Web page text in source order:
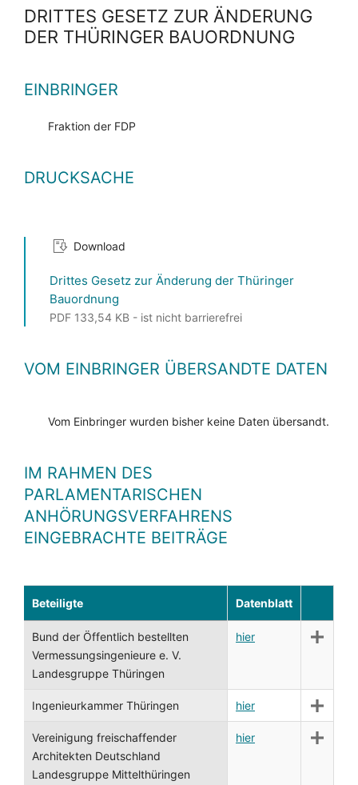
DRITTES GESETZ ZUR ÄNDERUNG
DER THÜRINGER BAUORDNUNG
EINBRINGER
Fraktion der FDP
DRUCKSACHE
Download
Drittes Gesetz zur Änderung der Thüringer
Bauordnung
PDF 133,54 KB - ist nicht barrierefrei
VOM EINBRINGER ÜBERSANDTE DATEN
Vom Einbringer wurden bisher keine Daten übersandt.
IM RAHMEN DES
PARLAMENTARISCHEN
ANHÖRUNGSVERFAHRENS
EINGEBRACHTE BEITRÄGE
Beteiligte Datenblatt
Bund der Öffentlich bestellten
Vermessungsingenieure e. V.
Landesgruppe Thüringen
hier
Ingenieurkammer Thüringen hier
Vereinigung freischaffender
Architekten Deutschland
Landesgruppe Mittelthüringen
hier